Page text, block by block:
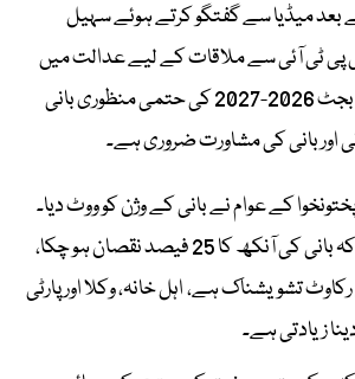
بعد میڈیا سے گفتگو کرتے ہوئے سہیل
پی ٹی آئی سے ملاقات کے لیے عدالت میں
پٹیشن دائر کردی ہے، بجٹ 2026-2027 کی حتمی منظوری بانی
اور بانی کی مشاورت ضروری ہے۔
کے عوام نے بانی کے وژن کو ووٹ دیا۔
سہیل آفریدی نے کہا کہ بانی کی آنکھ کا 25 فیصد نقصان ہو چکا،
تشویشناک ہے، اہل خانہ، وکلا اور پارٹی
زیادتی ہے۔